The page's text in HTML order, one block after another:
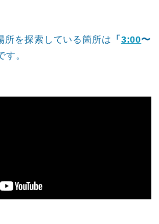
所を探索している箇所は 「 3:00〜
す。